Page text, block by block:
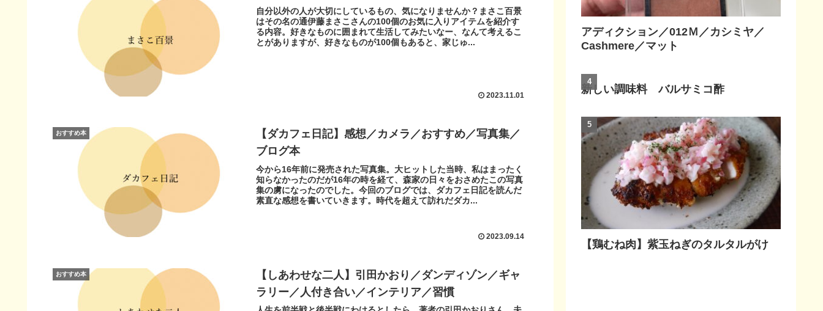
自分以外の人が大切にしているもの、気になりませんか？まさこ百景
はその名の通伊藤まさこさんの100個のお気に入りアイテムを紹介す
る内容。好きなものに囲まれて生活してみたいなー、なんて考えるこ
とがありますが、好きなものが100個もあると、家じゅ...
2023.11.01
おすすめ本
【ダカフェ日記】感想／カメラ／おすすめ／写真集／
ブログ本
今から16年前に発売された写真集。大ヒットした当時、私はまったく
知らなかったのだが16年の時を経て、森家の日々をおさめたこの写真
集の虜になったのでした。今回のブログでは、ダカフェ日記を読んだ
素直な感想を書いていきます。時代を超えて訪れだダカ...
2023.09.14
おすすめ本
【しあわせな二人】引田かおり／ダンディゾン／ギャ
ラリー／人付き合い／インテリア／習慣
アディクション／012Ｍ／カシミヤ／
Cashmere／マット
新しい調味料 バルサミコ酢
【鶏むね肉】紫玉ねぎのタルタルがけ